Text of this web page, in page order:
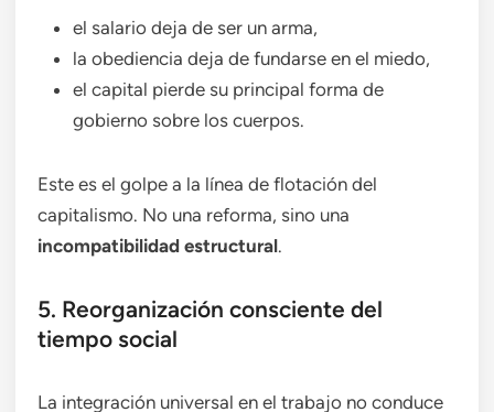
el salario deja de ser un arma,
la obediencia deja de fundarse en el miedo,
el capital pierde su principal forma de
gobierno sobre los cuerpos.
Este es el golpe a la línea de flotación del
capitalismo. No una reforma, sino una
incompatibilidad estructural.
5. Reorganización consciente del
tiempo social
La integración universal en el trabajo no conduce